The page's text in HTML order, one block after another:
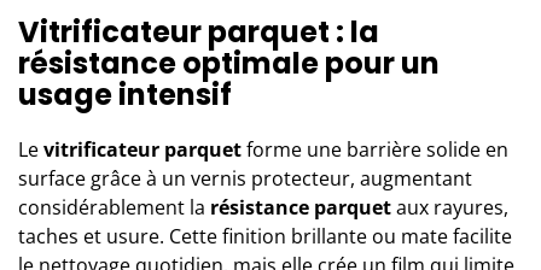
Vitrificateur parquet : la
résistance optimale pour un
usage intensif
Levitrificateur parquetforme une barrière solide en
surface grâce à un vernis protecteur, augmentant
considérablement la résistance parquetaux rayures,
taches et usure. Cette finition brillante ou mate facilite